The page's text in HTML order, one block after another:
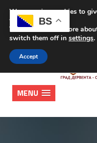
MENU
BS
We are using cookies to
website.
You can find out more
switch them off in settings.
Accept